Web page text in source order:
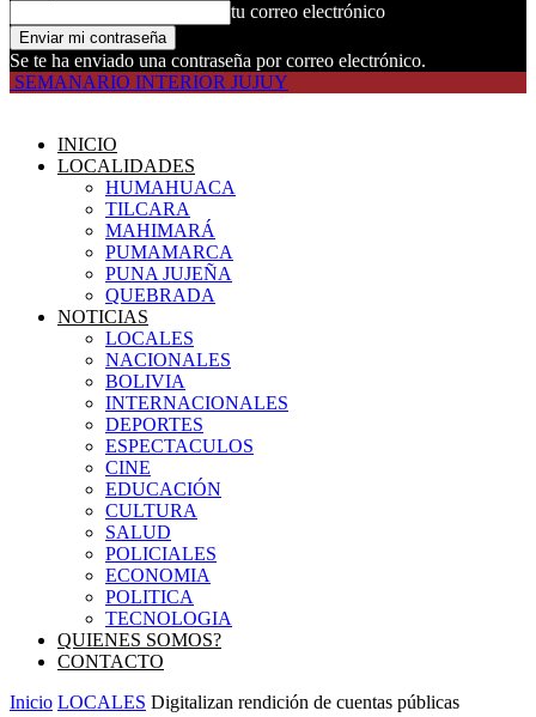
tu correo electrónico
Se te ha enviado una contraseña por correo electrónico.
SEMANARIO INTERIOR JUJUY
INICIO
LOCALIDADES
HUMAHUACA
TILCARA
MAHIMARÁ
PUMAMARCA
PUNA JUJEÑA
QUEBRADA
NOTICIAS
LOCALES
NACIONALES
BOLIVIA
INTERNACIONALES
DEPORTES
ESPECTACULOS
CINE
EDUCACIÓN
CULTURA
SALUD
POLICIALES
ECONOMIA
POLITICA
TECNOLOGIA
QUIENES SOMOS?
CONTACTO
Inicio LOCALES Digitalizan rendición de cuentas públicas